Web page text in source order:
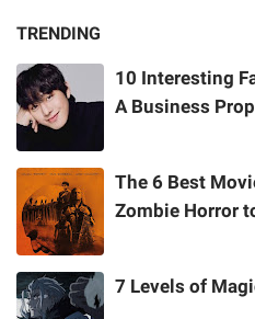
TRENDING
10 Interesting
A Business
The 6 Best
Zombie Horror
7 Levels of